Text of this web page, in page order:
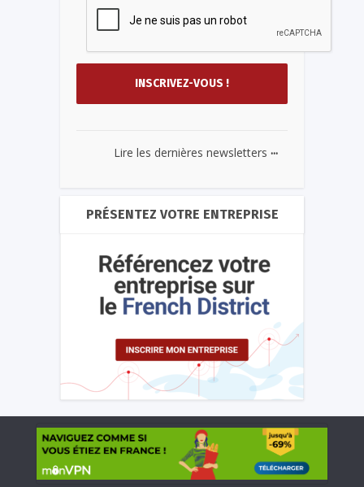
Lire les dernières newsletters ...
PRÉSENTEZ VOTRE ENTREPRISE